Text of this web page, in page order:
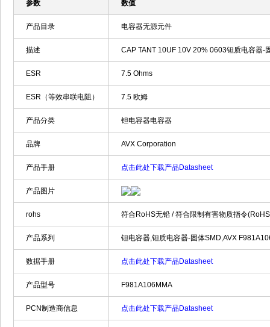
参数 数值
产品目录 电容器无源元件
描述 CAP TANT 10UF 10V 20% 0603钽质电容器-
ESR 7.5 Ohms
ESR（等效串联电阻） 7.5 欧姆
产品分类 钽电容器电容器
品牌 AVX Corporation
产品手册 点击此处下载产品Datasheet
产品图片
rohs 符合RoHS无铅 / 符合限制有害物质指令
产品系列 钽电容器,钽质电容器-固体SMD,AVX
数据手册 点击此处下载产品Datasheet
产品型号 F981A106MMA
PCN制造商信息 点击此处下载产品Datasheet